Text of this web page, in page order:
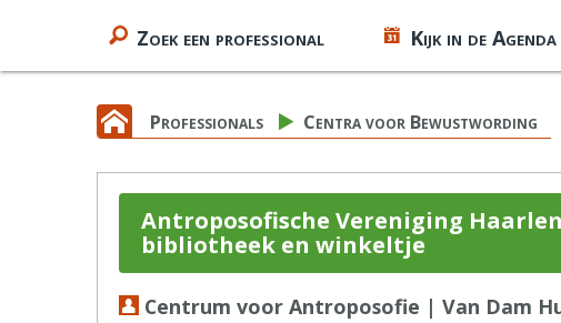
Zoek een professional Kijk in de Agenda
Professionals Centra voor Bewustwording
Antroposofische Vereniging
bibliotheek en winkeltje
Centrum voor Antroposofie | Van Dam